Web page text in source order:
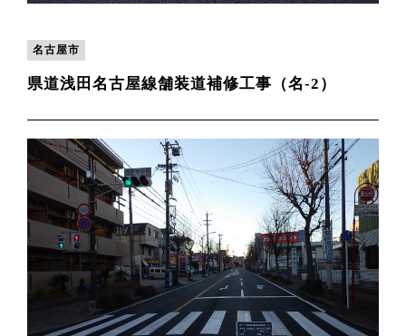
名古屋市
県道浅田名古屋線舗装道補修工事（名-2）